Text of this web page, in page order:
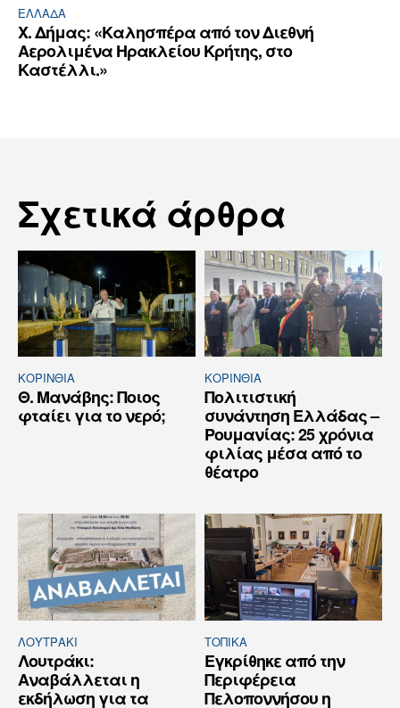
ΕΛΛΆΔΑ
Χ. Δήμας: «Καλησπέρα από τον Διεθνή
Αερολιμένα Ηρακλείου Κρήτης, στο
Καστέλλι.»
Σχετικά άρθρα
ΚΟΡΙΝΘΊΑ
Θ. Μανάβης: Ποιος
φταίει για το νερό;
ΚΟΡΙΝΘΊΑ
Πολιτιστική
συνάντηση Ελλάδας –
Ρουμανίας: 25 χρόνια
φιλίας μέσα από το
θέατρο
ΛΟΥΤΡΆΚΙ
Λουτράκι:
Αναβάλλεται η
εκδήλωση για τα
ΤΟΠΙΚΑ
Εγκρίθηκε από την
Περιφέρεια
Πελοποννήσου η